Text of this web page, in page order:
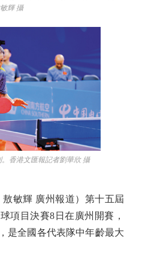
輝 攝
香港文匯報記者劉華欣 攝
敏輝 廣州報道）第十五屆
項目決賽8日在廣州開賽，
是全國各代表隊中年齡最大